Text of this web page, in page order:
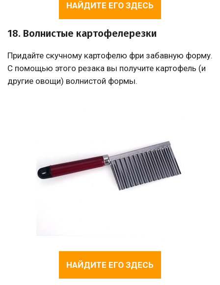
НАЙДИТЕ ЕГО ЗДЕСЬ
18. Волнистые картофелерезки
Придайте скучному картофелю фри забавную форму.
С помощью этого резака вы получите картофель (и
другие овощи) волнистой формы.
НАЙДИТЕ ЕГО ЗДЕСЬ